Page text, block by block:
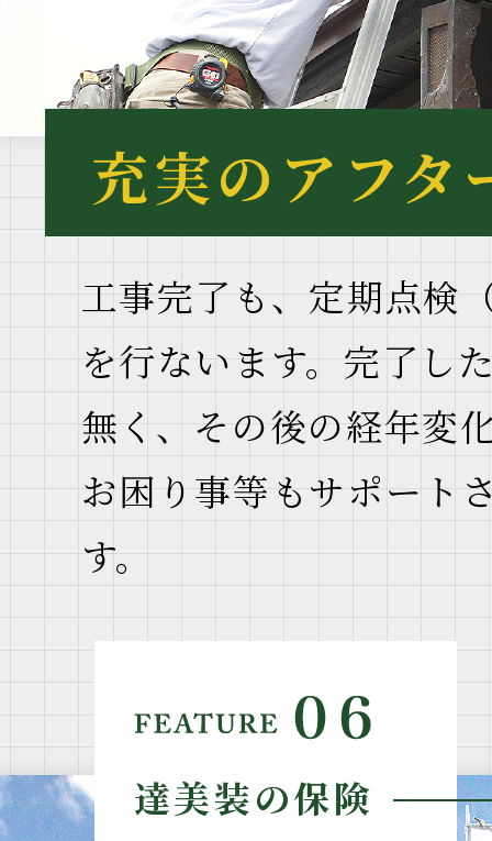
充実のアフタ
工事完了も、定期点検
を行ないます。完了し
無く、その後の経年変
お困り事等もサポート
す。
達美装の保険